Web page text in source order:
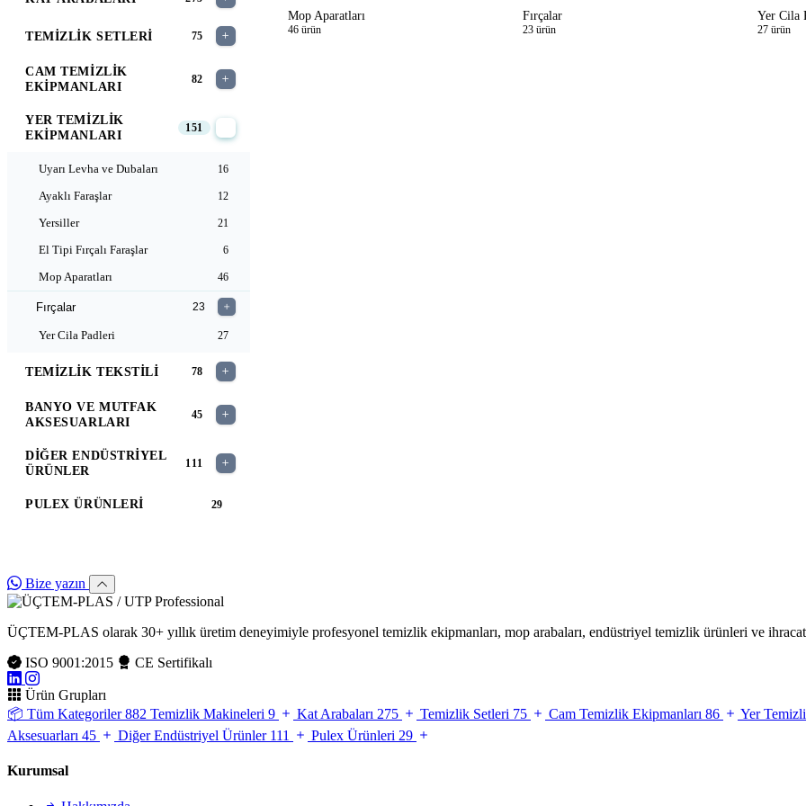
TEMIZLIK SETLERI 75
CAM TEMIZLIK
EKIPMANLARI
82
YER TEMIZLIK
EKIPMANLARI
151
Uyarı Levha ve Dubaları 16
Ayaklı Faraşlar 12
Yersiller 21
El Tipi Fırçalı Faraşlar 6
Mop Aparatları 46
Fırçalar 23
Yer Cila Padleri 27
TEMIZLIK TEKSTILI 78
BANYO VE MUTFAK
AKSESUARLARI
45
DIĞER ENDÜSTRIYEL
ÜRÜNLER
111
PULEX ÜRÜNLERI 29
Mop Aparatları
46 ürün
Fırçalar
23 ürün
Yer Cila
27 ürün
Bize yazın
ÜÇTEM-PLAS olarak 30+ yıllık üretim deneyimiyle profesyonel temizlik ekipmanları, mop arabaları, endüstriyel temizlik ürünleri ve
ISO 9001:2015
CE Sertifikalı
Ürün Grupları
📦 Tüm Kategoriler 882 Temizlik Makineleri 9 Kat Arabaları 275 Temizlik Setleri 75 Cam Temizlik Ekipmanları 86 Yer
Aksesuarları 45 Diğer Endüstriyel Ürünler 111 Pulex Ürünleri 29
Kurumsal